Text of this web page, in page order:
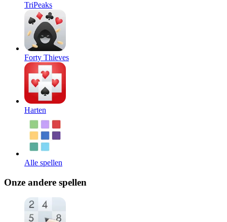
TriPeaks
Forty Thieves
Harten
Alle spellen
Onze andere spellen